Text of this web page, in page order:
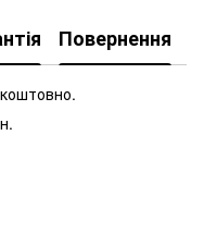
Повернення